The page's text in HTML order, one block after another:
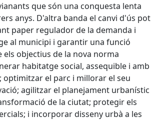
que són una conquesta lenta
anys. D'altra banda el canvi d'ús pot
paper regulador de la demanda i
al municipi i garantir una funció
els objectius de la nova norma
habitatge social, assequible i amb
optimitzar el parc i millorar el seu
agilitzar el planejament urbanístic
de la ciutat; protegir els
i incorporar disseny urbà a les